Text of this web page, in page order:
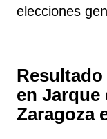
elecciones
en Jarque
Zaragoza